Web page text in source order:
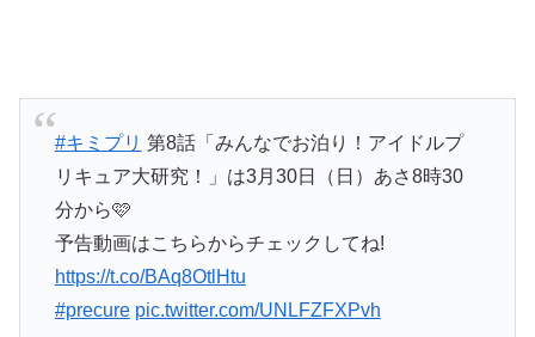
#キミプリ 第8話「みんなでお泊り！アイドルプ
リキュア大研究！」は3月30日（日）あさ8時30
分から🩷
予告動画はこちらからチェックしてね!
https://t.co/BAq8OtlHtu
#precure pic.twitter.com/UNLFZFXPvh